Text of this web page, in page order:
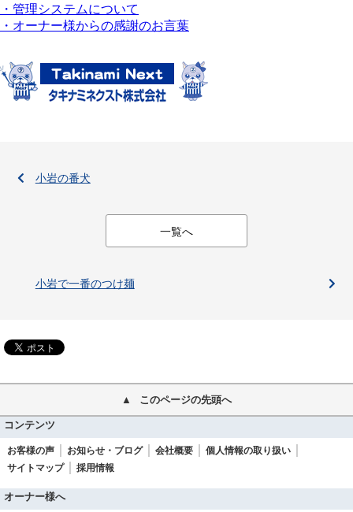
・管理システムについて
・オーナー様からの感謝のお言葉
小岩の番犬
一覧へ
小岩で一番のつけ麺
このページの先頭へ
コンテンツ
お客様の声 お知らせ・ブログ 会社概要
個人情報の取り扱い
サイトマップ
採用情報
オーナー様へ